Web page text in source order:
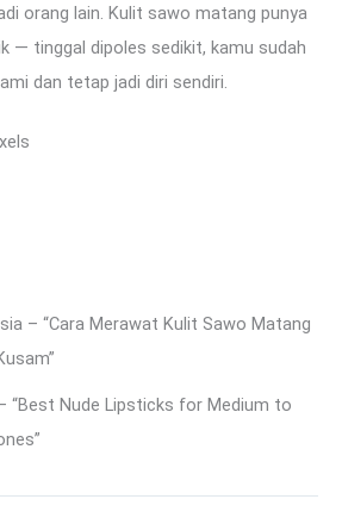
orang lain. Kulit sawo matang punya
— tinggal dipoles sedikit, kamu sudah
dan tetap jadi diri sendiri.
– “Cara Merawat Kulit Sawo Matang
“Best Nude Lipsticks for Medium to